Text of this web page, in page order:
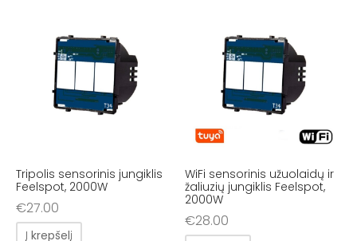
Tripolis sensorinis jungiklis
Feelspot, 2000W
€27.00
Į krepšelį
WiFi sensorinis užuolaidų ir
žaliuzių jungiklis Feelspot,
2000W
€28.00